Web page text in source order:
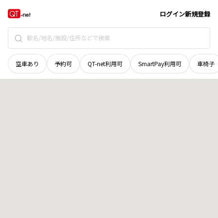
ログイン新規登録
空車あり 予約可 QT-net利用可 SmartPay利用可 車椅子
岡山県